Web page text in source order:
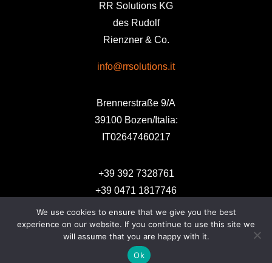
RR Solutions KG
des Rudolf
Rienzner & Co.
info@rrsolutions.it
Brennerstraße 9/A
39100 Bozen/Italia:
IT02647460217
+39 392 7328761
+39 0471 1817746
We use cookies to ensure that we give you the best
experience on our website. If you continue to use this site we
will assume that you are happy with it.
Ok